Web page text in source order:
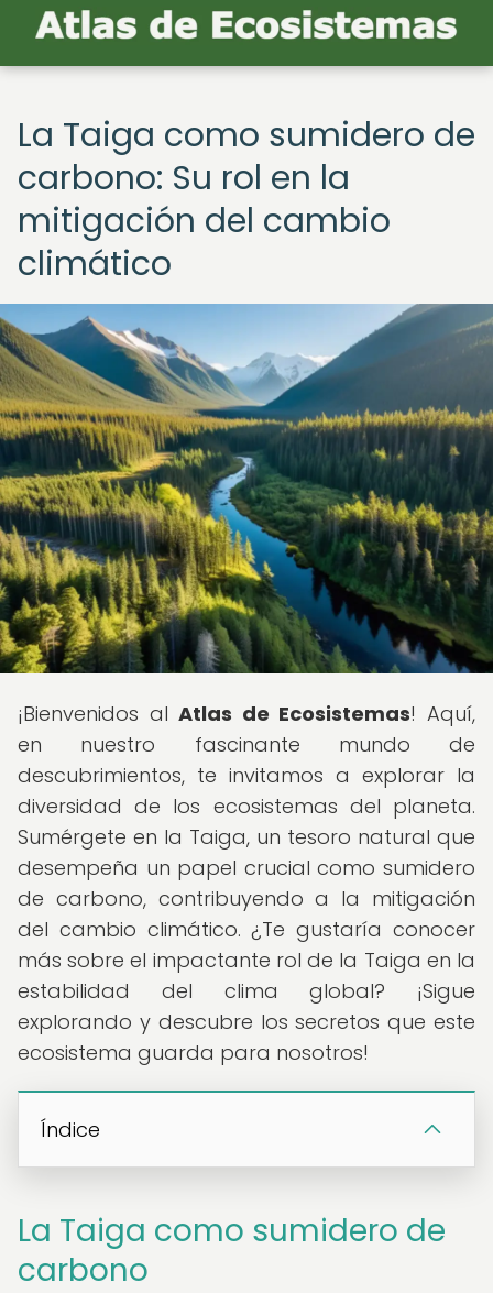
La Taiga como sumidero de
carbono: Su rol en la
mitigación del cambio
climático
¡Bienvenidos alAtlas de Ecosistemas! Aquí,
en nuestro fascinante mundo de
descubrimientos, te invitamos a explorar la
diversidad de los ecosistemas del planeta.
Sumérgete en la Taiga, un tesoro natural que
desempeña un papel crucial como sumidero
de carbono, contribuyendo a la mitigación
del cambio climático. ¿Te gustaría conocer
más sobre el impactante rol de la Taiga en la
estabilidad del clima global? ¡Sigue
explorando y descubre los secretos que este
ecosistema guarda para nosotros!
Índice
La Taiga como sumidero de
carbono